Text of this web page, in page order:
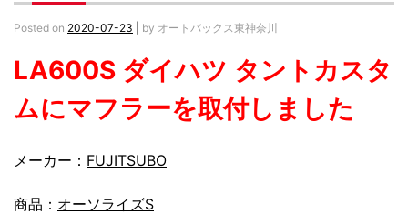
Posted on 2020-07-23 by オートバックス東神奈川
LA600S ダイハツ タントカスタ
ムにマフラーを取付しました
メーカー： FUJITSUBO
商品： オーソライズS